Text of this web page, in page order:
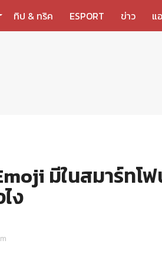
ทิป & ทริค ESPORT ข่าว แ
มีในสมาร์ทโ
ง